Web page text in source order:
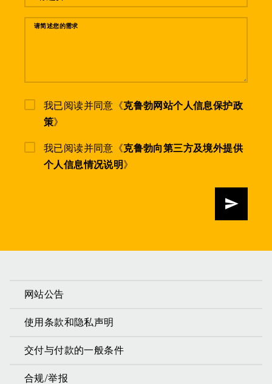
请简述您的需求
我已阅读并同意《克鲁勃网站个人信息保护政
策》
我已阅读并同意《克鲁勃向第三方及境外提供
个人信息情况说明》
发送
网站公告
使用条款和隐私声明
交付与付款的一般条件
合规/举报